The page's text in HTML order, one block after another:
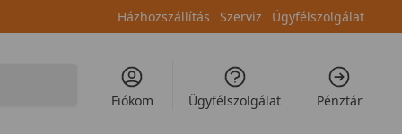
Házhozszállítás Szerviz Ügyfélszolgálat
Fiókom Ügyfélszolgálat Pénztár